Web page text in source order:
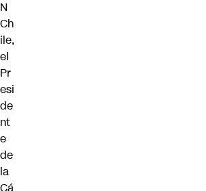
N
Ch
ile,
el
Pr
esi
de
nt
e
de
la
Cá